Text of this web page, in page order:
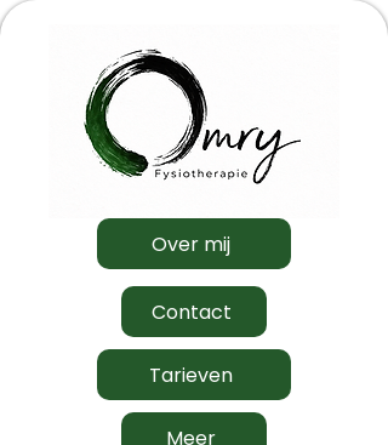
Home
Fysiotherapie
Over mij
Contact
Tarieven
Meer